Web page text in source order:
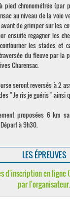
pied chronométrée (par
au niveau de la voie
de grimper sur les
ensuite regagner les
les stades et
du fleuve par la
Charensac.
seront reversés à 2
" Je ris je guéris " ainsi
proposées 6 km
à 9h30.
LES ÉPREUVES
d'inscription en ligne
par l'organisateur.